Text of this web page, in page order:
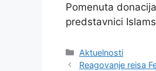
Pomenuta
predstavnici
Kategorije
Aktuelnosti
Reagovanje reisa